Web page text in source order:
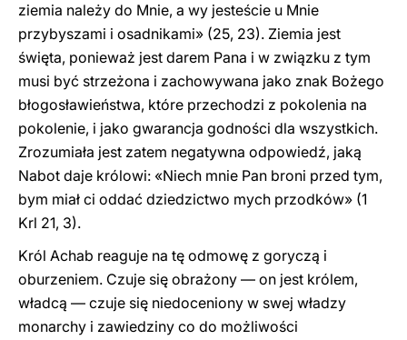
ziemia należy do Mnie, a wy jesteście u Mnie
przybyszami i osadnikami» (25, 23). Ziemia jest
święta, ponieważ jest darem Pana i w związku z tym
musi być strzeżona i zachowywana jako znak Bożego
błogosławieństwa, które przechodzi z pokolenia na
pokolenie, i jako gwarancja godności dla wszystkich.
Zrozumiała jest zatem negatywna odpowiedź, jaką
Nabot daje królowi: «Niech mnie Pan broni przed tym,
bym miał ci oddać dziedzictwo mych przodków» (1
Krl 21, 3).
Król Achab reaguje na tę odmowę z goryczą i
oburzeniem. Czuje się obrażony — on jest królem,
władcą — czuje się niedoceniony w swej władzy
monarchy i zawiedziny co do możliwości